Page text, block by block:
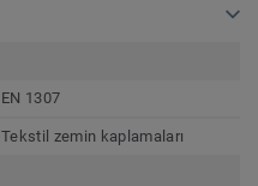
EN 1307
Tekstil zemin kaplamaları